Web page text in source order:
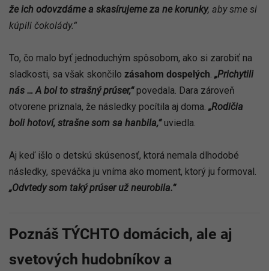
že ich odovzdáme a skasírujeme za ne korunky, aby sme si
kúpili čokolády.“
To, čo malo byť jednoduchým spôsobom, ako si zarobiť na
sladkosti, sa však skončilo zásahom dospelých. „Prichytili
nás … A bol to strašný prúser,“povedala. Dara zároveň
otvorene priznala, že následky pocítila aj doma. „Rodičia
boli hotoví, strašne som sa hanbila,“uviedla.
Aj keď išlo o detskú skúsenosť, ktorá nemala dlhodobé
následky, speváčka ju vníma ako moment, ktorý ju formoval.
„Odvtedy som taký prúser už neurobila.“
Poznáš TÝCHTO domácich, ale aj
svetových hudobníkov a